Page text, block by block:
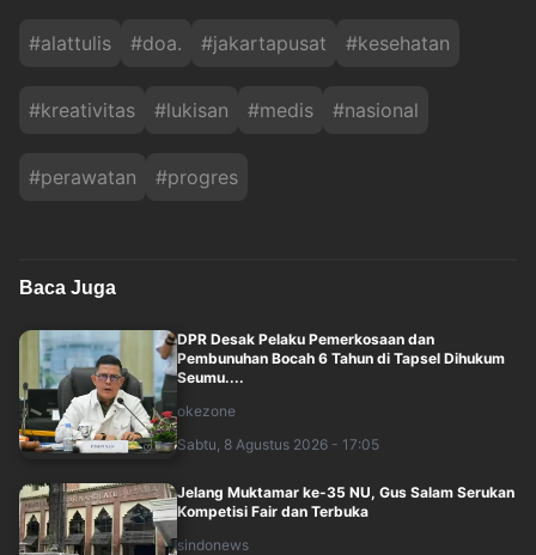
#alattulis #doa. #jakartapusat #kesehatan
#kreativitas #lukisan #medis #nasional
#perawatan #progres
Baca Juga
DPR Desak Pelaku Pemerkosaan dan
Pembunuhan Bocah 6 Tahun di Tapsel Dihukum
Seumu....
okezone
Sabtu, 8 Agustus 2026 - 17:05
Jelang Muktamar ke-35 NU, Gus Salam Serukan
Kompetisi Fair dan Terbuka
sindonews